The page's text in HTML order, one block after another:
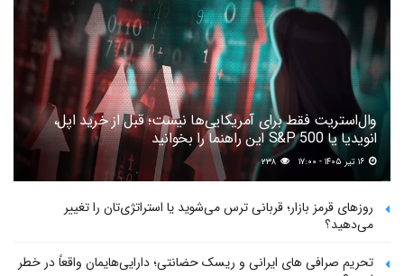
وال‌استریت فقط برای آمریکایی‌ها نیست؛ قبل از خرید اپل،
انویدیا یا S&P 500 این راهنما را بخوانید
۲۳۸
روزهای قرمز بازار؛ قربانی ترس می‌شوید یا استراتژی‌تان را تغییر
می‌دهید؟
تحریم صرافی های ایرانی و ریسک حضانتی؛ دارایی‌هایمان واقعاً در خطر